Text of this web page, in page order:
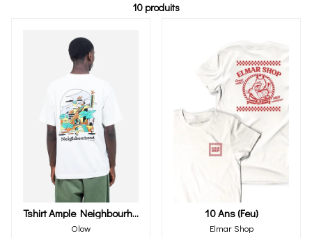
10 produits
Tshirt Ample Neighbourhood Écru
Olow
10 Ans (feu)
Elmar Shop